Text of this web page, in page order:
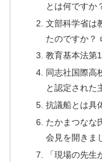
とは何ですか
文部科学省は
たのですか？
教育基本法第
同志社国際高
と認定された
抗議船とは具
たかまつなな
会見を開き
「現場の先